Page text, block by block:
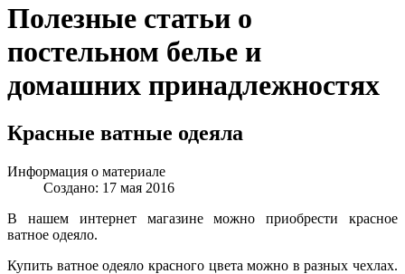
Полезные статьи о
постельном белье и
домашних принадлежностях
Красные ватные одеяла
Информация о материале
Создано: 17 мая 2016
В нашем интернет магазине можно приобрести красное
ватное одеяло.
Купить ватное одеяло красного цвета можно в разных чехлах.